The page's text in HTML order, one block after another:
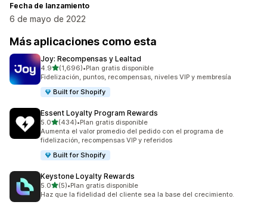
Fecha de lanzamiento
6 de mayo de 2022
Más aplicaciones como esta
Joy: Recompensas y Lealtad
4.9de 5 estrellas
(1,696)
1696 reseñas en total
•Plan gratis disponible
Fidelización, puntos, recompensas, niveles VIP y membresía
Built for Shopify
Essent Loyalty Program Rewards
5.0de 5 estrellas
(434)
434 reseñas en total
•Plan gratis disponible
Aumenta el valor promedio del pedido con el programa de
fidelización, recompensas VIP y referidos
Built for Shopify
Keystone Loyalty Rewards
5.0de 5 estrellas
(5)
5 reseñas en total
•Plan gratis disponible
Haz que la fidelidad del cliente sea la base del crecimiento.